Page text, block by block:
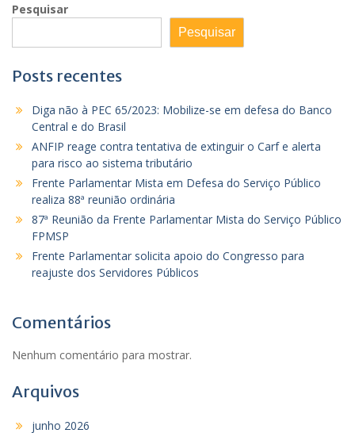
Pesquisar
Pesquisar
Posts recentes
Diga não à PEC 65/2023: Mobilize-se em defesa do Banco
Central e do Brasil
ANFIP reage contra tentativa de extinguir o Carf e alerta
para risco ao sistema tributário
Frente Parlamentar Mista em Defesa do Serviço Público
realiza 88ª reunião ordinária
87ª Reunião da Frente Parlamentar Mista do Serviço Público
FPMSP
Frente Parlamentar solicita apoio do Congresso para
reajuste dos Servidores Públicos
Comentários
Nenhum comentário para mostrar.
Arquivos
junho 2026